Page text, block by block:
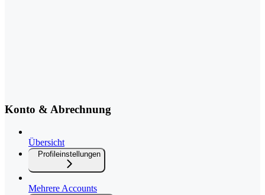
Konto & Abrechnung
Übersicht
Profileinstellungen
Mehrere Accounts